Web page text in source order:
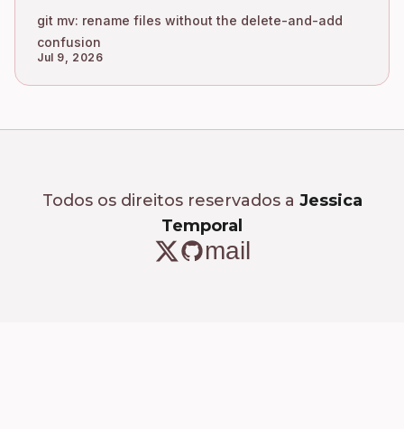
git mv: rename files without the delete-and-add
confusion
Jul 9, 2026
Todos os direitos reservados a Jessica
Temporal
mail